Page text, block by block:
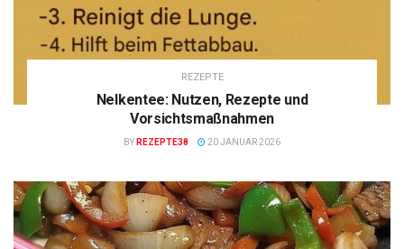
REZEPTE
Nelkentee: Nutzen, Rezepte und
Vorsichtsmaßnahmen
BY REZEPTE38 20 JANUAR 2026